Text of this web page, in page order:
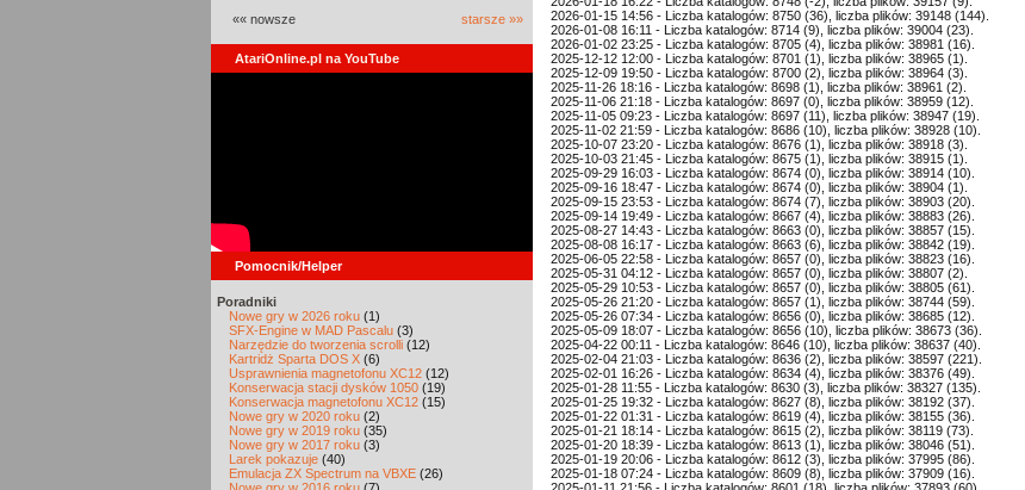
«« nowsze starsze »»
AtariOnline.pl na YouTube
Pomocnik/Helper
Poradniki
Nowe gry w 2026 roku (1)
SFX-Engine w MAD Pascalu (3)
Narzędzie do tworzenia scrolli (12)
Kartridż Sparta DOS X (6)
Usprawnienia magnetofonu XC12 (12)
Konserwacja stacji dysków 1050 (19)
Konserwacja magnetofonu XC12 (15)
Nowe gry w 2020 roku (2)
Nowe gry w 2019 roku (35)
Nowe gry w 2017 roku (3)
Larek pokazuje (40)
Emulacja ZX Spectrum na VBXE (26)
2026-01-15 14:56 - Liczba katalogów: 8750 (36), liczba plików: 39148 (144).
2026-01-08 16:11 - Liczba katalogów: 8714 (9), liczba plików: 39004 (23).
2026-01-02 23:25 - Liczba katalogów: 8705 (4), liczba plików: 38981 (16).
2025-12-12 12:00 - Liczba katalogów: 8701 (1), liczba plików: 38965 (1).
2025-12-09 19:50 - Liczba katalogów: 8700 (2), liczba plików: 38964 (3).
2025-11-26 18:16 - Liczba katalogów: 8698 (1), liczba plików: 38961 (2).
2025-11-06 21:18 - Liczba katalogów: 8697 (0), liczba plików: 38959 (12).
2025-11-05 09:23 - Liczba katalogów: 8697 (11), liczba plików: 38947 (19).
2025-11-02 21:59 - Liczba katalogów: 8686 (10), liczba plików: 38928 (10).
2025-10-07 23:20 - Liczba katalogów: 8676 (1), liczba plików: 38918 (3).
2025-10-03 21:45 - Liczba katalogów: 8675 (1), liczba plików: 38915 (1).
2025-09-29 16:03 - Liczba katalogów: 8674 (0), liczba plików: 38914 (10).
2025-09-16 18:47 - Liczba katalogów: 8674 (0), liczba plików: 38904 (1).
2025-09-15 23:53 - Liczba katalogów: 8674 (7), liczba plików: 38903 (20).
2025-09-14 19:49 - Liczba katalogów: 8667 (4), liczba plików: 38883 (26).
2025-08-27 14:43 - Liczba katalogów: 8663 (0), liczba plików: 38857 (15).
2025-08-08 16:17 - Liczba katalogów: 8663 (6), liczba plików: 38842 (19).
2025-06-05 22:58 - Liczba katalogów: 8657 (0), liczba plików: 38823 (16).
2025-05-31 04:12 - Liczba katalogów: 8657 (0), liczba plików: 38807 (2).
2025-05-29 10:53 - Liczba katalogów: 8657 (0), liczba plików: 38805 (61).
2025-05-26 21:20 - Liczba katalogów: 8657 (1), liczba plików: 38744 (59).
2025-05-26 07:34 - Liczba katalogów: 8656 (0), liczba plików: 38685 (12).
2025-05-09 18:07 - Liczba katalogów: 8656 (10), liczba plików: 38673 (36).
2025-04-22 00:11 - Liczba katalogów: 8646 (10), liczba plików: 38637 (40).
2025-02-04 21:03 - Liczba katalogów: 8636 (2), liczba plików: 38597 (221).
2025-02-01 16:26 - Liczba katalogów: 8634 (4), liczba plików: 38376 (49).
2025-01-28 11:55 - Liczba katalogów: 8630 (3), liczba plików: 38327 (135).
2025-01-25 19:32 - Liczba katalogów: 8627 (8), liczba plików: 38192 (37).
2025-01-22 01:31 - Liczba katalogów: 8619 (4), liczba plików: 38155 (36).
2025-01-21 18:14 - Liczba katalogów: 8615 (2), liczba plików: 38119 (73).
2025-01-20 18:39 - Liczba katalogów: 8613 (1), liczba plików: 38046 (51).
2025-01-19 20:06 - Liczba katalogów: 8612 (3), liczba plików: 37995 (86).
2025-01-18 07:24 - Liczba katalogów: 8609 (8), liczba plików: 37909 (16).